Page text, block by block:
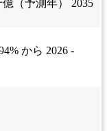
億（予測年） 2035
から 2026 -